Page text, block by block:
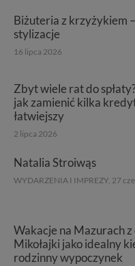
Biżuteria z krzyżykiem
stylizacje
16 lipca 2026
Zbyt wiele rat do
jak zamienić kilka
łatwiejszy
2 lipca 2026
Natalia Stroiwąs
WYDARZENIA I IMPREZY, 27
Wakacje na Mazurach
Mikołajki jako idealny
rodzinny wypoczynek
wyrażasz zgodę na
Nasz serwis nie
Twoich danych innym
Twoich danych jest
danych z formularza
w przypadku
itp). Więcej informacji
Administratorem
Reklamowa Kreacja
Wiejska 17, 11-500
W każdej chwili
danych, zażądać ich
zabronić ich